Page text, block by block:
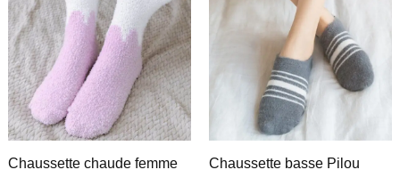
Chaussette chaude femme
Chaussette basse Pilou